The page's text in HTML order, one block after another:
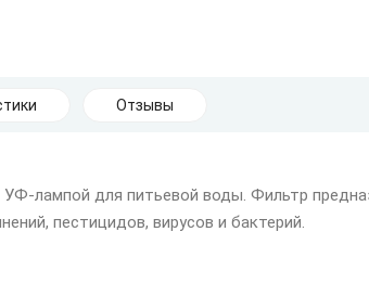
Отзывы
лампой для питьевой воды. Фильтр
пестицидов, вирусов и бактерий.